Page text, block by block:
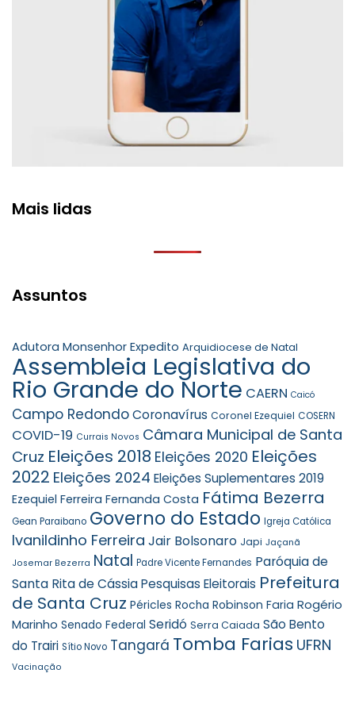
Mais lidas
Assuntos
Adutora Monsenhor Expedito Arquidiocese de Natal
Assembleia Legislativa do
Rio Grande do Norte CAERN Caicó
Campo RedondoCoronavírus Coronel Ezequiel COSERN
COVID-19 Currais Novos Câmara Municipal de Santa
Cruz Eleições 2018 Eleições 2020 Eleições
2022 Eleições 2024 Eleições Suplementares 2019
Ezequiel Ferreira Fernanda Costa Fátima Bezerra
Gean Paraibano Governo do Estado Igreja Católica
Ivanildinho Ferreira Jair Bolsonaro Japi Jaçanã
Josemar Bezerra Natal Padre Vicente Fernandes Paróquia de
Santa Rita de CássiaPesquisas Eleitorais Prefeitura
de Santa Cruz Péricles Rocha Robinson Faria Rogério
Marinho Senado Federal Seridó Serra Caiada São Bento
do Trairi Sítio Novo Tangará Tomba Farias UFRN
Vacinação